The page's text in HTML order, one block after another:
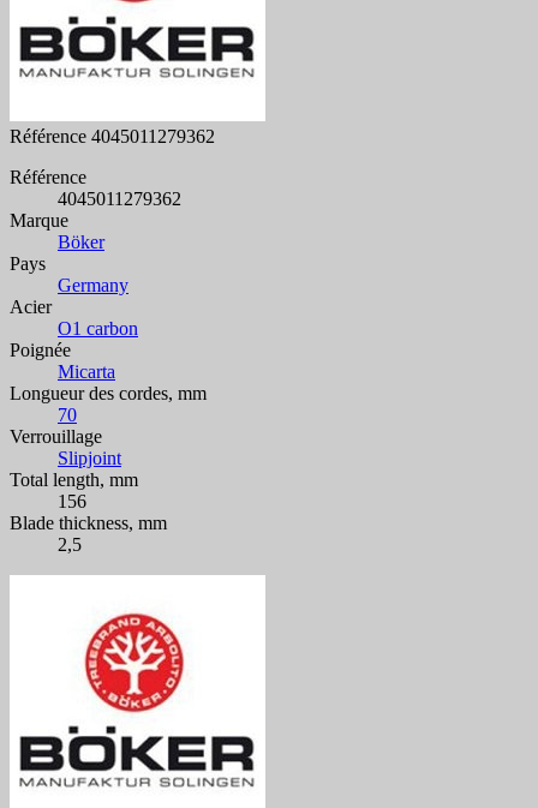
Référence 4045011279362
Référence
4045011279362
Marque
Böker
Pays
Germany
Acier
O1 carbon
Poignée
Micarta
Longueur des cordes, mm
70
Verrouillage
Slipjoint
Total length, mm
156
Blade thickness, mm
2,5